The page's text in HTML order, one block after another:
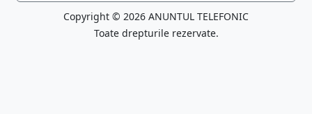
Copyright © 2026 ANUNTUL TELEFONIC
Toate drepturile rezervate.